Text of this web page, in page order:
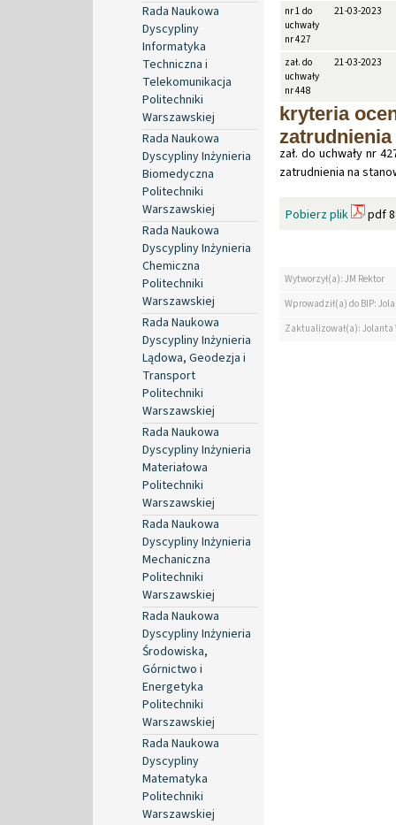
Rada Naukowa
Dyscypliny
Informatyka
Techniczna i
Telekomunikacja
Politechniki
Warszawskiej
Rada Naukowa
Dyscypliny Inżynieria
Biomedyczna
Politechniki
Warszawskiej
Rada Naukowa
Dyscypliny Inżynieria
Chemiczna
Politechniki
Warszawskiej
Rada Naukowa
Dyscypliny Inżynieria
Lądowa, Geodezja i
Transport
Politechniki
Warszawskiej
Rada Naukowa
Dyscypliny Inżynieria
Materiałowa
Politechniki
Warszawskiej
Rada Naukowa
Dyscypliny Inżynieria
Mechaniczna
Politechniki
Warszawskiej
Rada Naukowa
Dyscypliny Inżynieria
Środowiska,
Górnictwo i
Energetyka
Politechniki
Warszawskiej
Rada Naukowa
Dyscypliny
Matematyka
Politechniki
Warszawskiej
nr 1 do
uchwały
nr 427
21-03-2023
zał. do
uchwały
nr 448
21-03-2023
kryteria
zał. do uchwały nr
zatrudnienia na
Pobierz plik pdf
Wytworzył(a): JM Rektor
Wprowadził(a) do BIP:
Zaktualizował(a): Jolanta